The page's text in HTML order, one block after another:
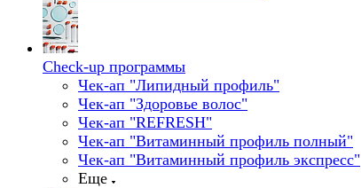
Check-up программы
Чек-ап "Липидный профиль"
Чек-ап "Здоровье волос"
Чек-ап "REFRESH"
Чек-ап "Витаминный профиль полный"
Чек-ап "Витаминный профиль экспресс"
Еще